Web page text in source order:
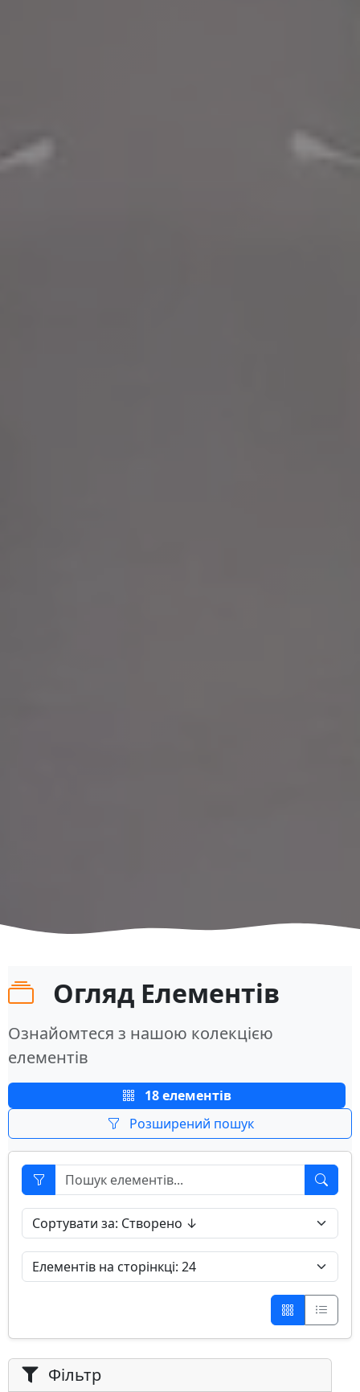
Огляд Елементів
Ознайомтеся з нашою колекцією
елементів
18 елементів
Розширений пошук
Фільтр